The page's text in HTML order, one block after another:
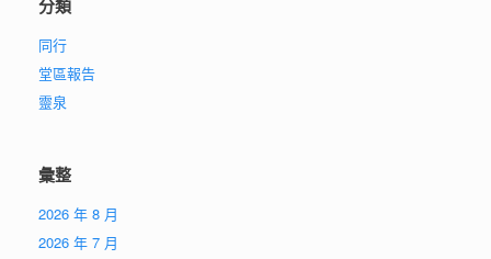
分類
同行
堂區報告
靈泉
彙整
2026 年 8 月
2026 年 7 月